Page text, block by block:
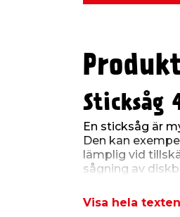
Sticksåg
En sticksåg är
Den kan
lämplig vid
sågning av
45° åt båda
kommer med
Visa hela texten